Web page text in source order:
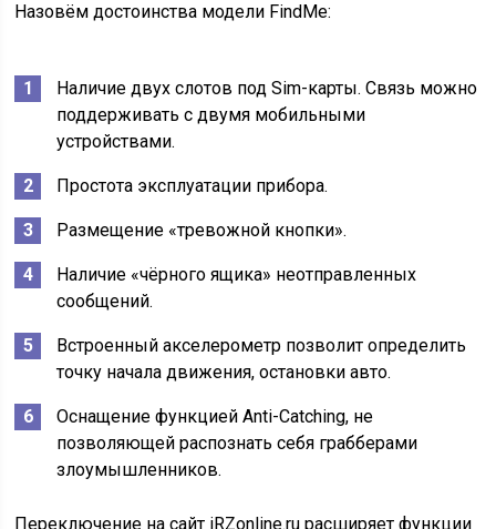
Назовём достоинства модели FindMe:
Наличие двух слотов под Sim-карты. Связь можно
поддерживать с двумя мобильными
устройствами.
Простота эксплуатации прибора.
Размещение «тревожной кнопки».
Наличие «чёрного ящика» неотправленных
сообщений.
Встроенный акселерометр позволит определить
точку начала движения, остановки авто.
Оснащение функцией Anti-Catching, не
позволяющей распознать себя грабберами
злоумышленников.
Переключение на сайт iRZonline.ru расширяет функции